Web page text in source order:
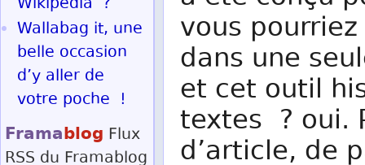
vous
dans une
et cet outil
textes ? oui.
d’article, de
Wallabag it, une
belle occasion
d’y aller de
votre poche !
Framablog Flux
RSS du Framablog